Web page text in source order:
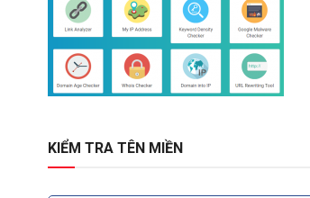
KIỂM TRA TÊN MIỀN